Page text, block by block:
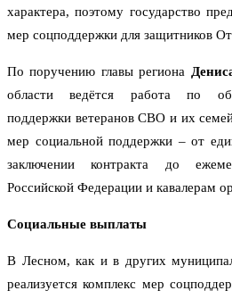
характера, поэтому государство
мер соцподдержки для защитников
По поручению главы региона
области ведётся работа по
поддержки ветеранов СВО и их
мер социальной поддержки – от
заключении контракта до
Российской Федерации и кавалерам
Социальные выплаты
В Лесном, как и в других
реализуется комплекс мер